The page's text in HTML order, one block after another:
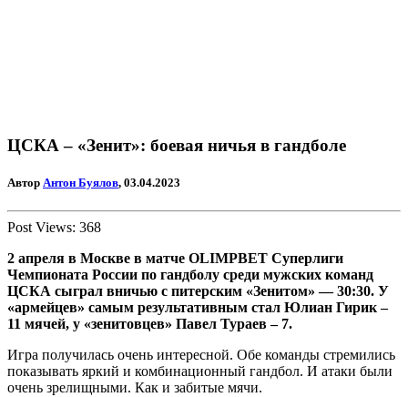
ЦСКА – «Зенит»: боевая ничья в гандболе
Автор Антон Буялов, 03.04.2023
Post Views: 368
2 апреля в Москве в матче OLIMPBET Суперлиги
Чемпионата России по гандболу среди мужских команд
ЦСКА сыграл вничью с питерским «Зенитом» — 30:30. У
«армейцев» самым результативным стал Юлиан Гирик –
11 мячей, у «зенитовцев» Павел Тураев – 7.
Игра получилась очень интересной. Обе команды стремились
показывать яркий и комбинационный гандбол. И атаки были
очень зрелищными. Как и забитые мячи.